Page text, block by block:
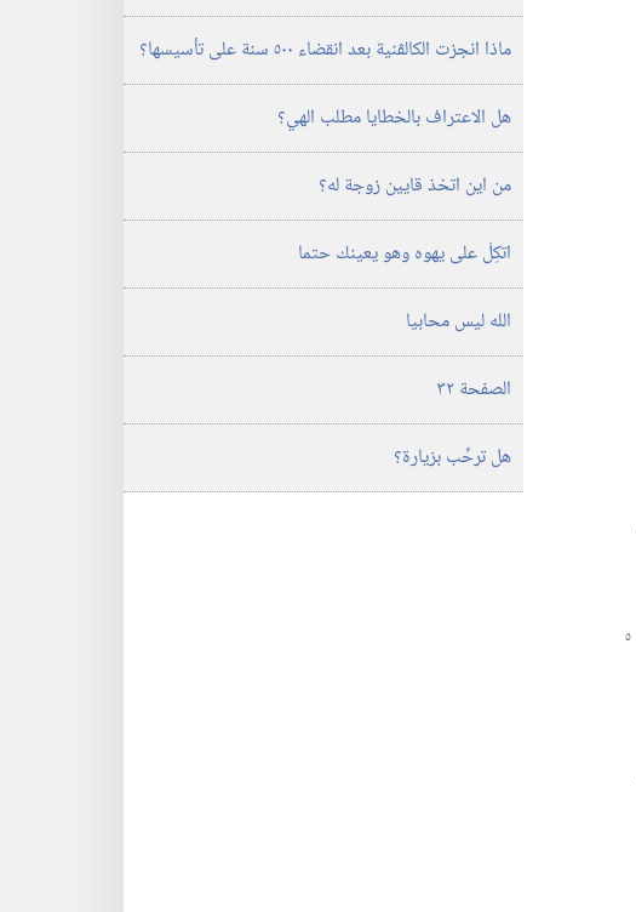
ماذا انجزت الكالڤنية بعد انقضاء ٥٠٠ سنة على تأسيسها؟‏
هل الاعتراف بالخطايا مطلب الهي؟‏
من اين اتخذ قايين زوجة له؟‏
اتكِلْ على يهوه وهو يعينك حتما
الله ليس محابيا
الصفحة ٣٢
هل ترحِّب بزيارة؟‏